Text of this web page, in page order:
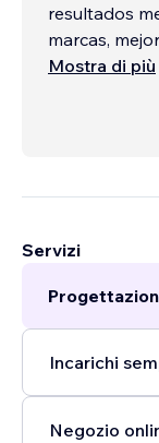
resultados
marcas,
Mostra di più
Servizi
Incarichi
Negozio